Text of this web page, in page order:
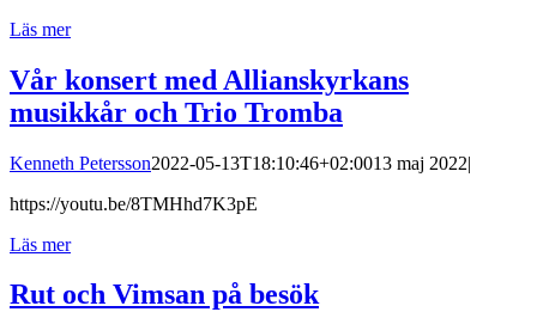
Läs mer
Vår konsert med Allianskyrkans
musikkår och Trio Tromba
Kenneth Petersson2022-05-13T18:10:46+02:0013 maj 2022|
https://youtu.be/8TMHhd7K3pE
Läs mer
Rut och Vimsan på besök